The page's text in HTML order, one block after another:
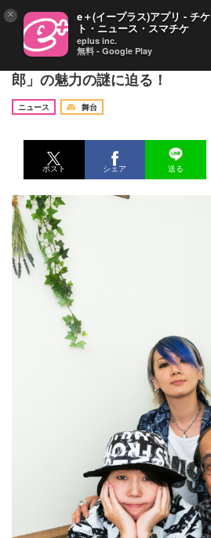
女性だけの劇団「げんこつ団
郎」の魅力の謎に迫る！
ニュース
舞台
ポスト シェア 送る
× e＋(イープラス)アプリ - チ
ト・ニュース・スマチケ
eplus inc.
無料 - Google Play